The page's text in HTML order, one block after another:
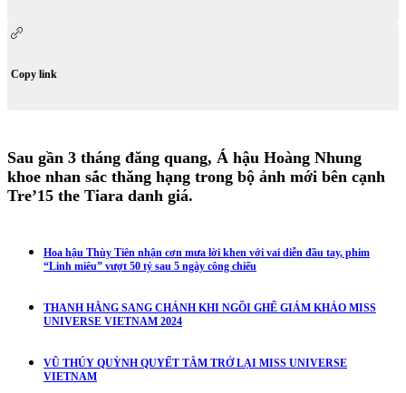
Copy link
Sau gần 3 tháng đăng quang, Á hậu Hoàng Nhung
khoe nhan sắc thăng hạng trong bộ ảnh mới bên cạnh
Tre’15 the Tiara danh giá.
Hoa hậu Thùy Tiên nhận cơn mưa lời khen với vai diễn đầu tay, phim
“Linh miêu” vượt 50 tỷ sau 5 ngày công chiếu
THANH HẰNG SANG CHẢNH KHI NGỒI GHẾ GIÁM KHẢO MISS
UNIVERSE VIETNAM 2024
VŨ THÚY QUỲNH QUYẾT TÂM TRỞ LẠI MISS UNIVERSE
VIETNAM